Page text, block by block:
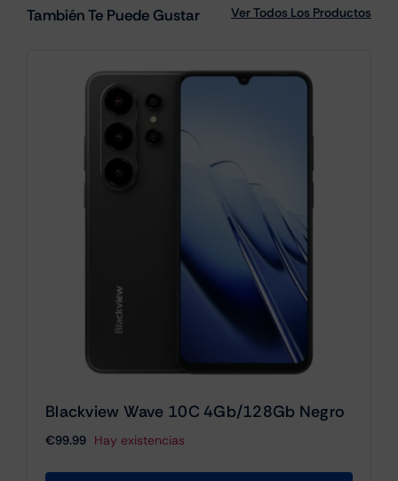
También Te Puede Gustar Ver Todos Los Productos
Blackview Wave 10C 4Gb/128Gb Negro
€99.99 Hay existencias